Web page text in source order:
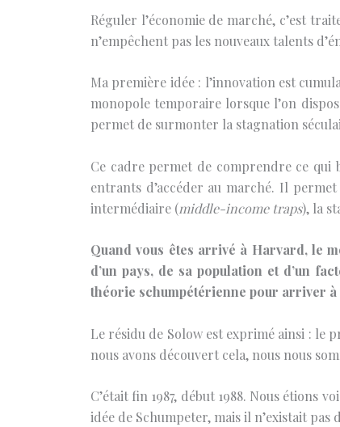
Réguler l’économie de marché, c’est
n’empêchent pas les nouveaux talents
Ma première idée : l’innovation est
monopole temporaire lorsque l’on
permet de surmonter la stagnation
Ce cadre permet de comprendre ce qui
entrants d’accéder au marché. Il
intermédiaire (middle-income traps), la
Quand vous êtes arrivé à Harvard, le
d’un pays, de sa population et d’un
théorie schumpétérienne pour arriver
Le résidu de Solow est exprimé ainsi : le
nous avons découvert cela, nous nous
C’était fin 1987, début 1988. Nous étions
idée de Schumpeter, mais il n’existait